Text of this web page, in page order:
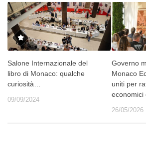
Salone Internazionale del
libro di Monaco: qualche
curiosità…
09/09/2024
Governo
Monaco
uniti per
economici
26/05/2026